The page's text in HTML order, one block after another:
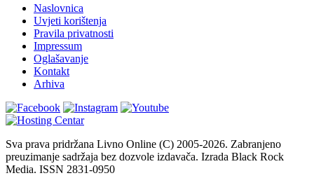
Naslovnica
Uvjeti korištenja
Pravila privatnosti
Impressum
Oglašavanje
Kontakt
Arhiva
Sva prava pridržana Livno Online (C) 2005-2026. Zabranjeno
preuzimanje sadržaja bez dozvole izdavača. Izrada Black Rock
Media. ISSN 2831-0950